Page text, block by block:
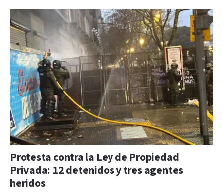
Protesta contra la Ley de Propiedad
Privada: 12 detenidos y tres agentes
heridos